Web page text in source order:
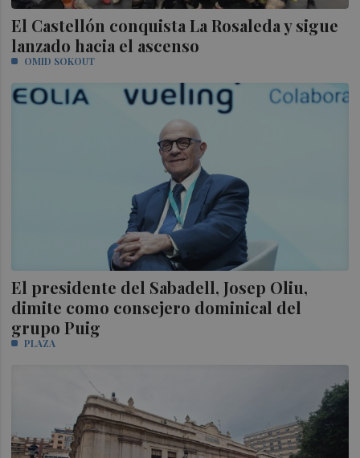
El Castellón conquista La Rosaleda y sigue
lanzado hacia el ascenso
OMID SOKOUT
El presidente del Sabadell, Josep Oliu,
dimite como consejero dominical del
grupo Puig
PLAZA